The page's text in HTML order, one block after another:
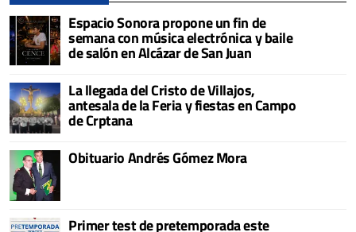
Espacio Sonora propone un fin de
semana con música electrónica y baile
de salón en Alcázar de San Juan
La llegada del Cristo de Villajos,
antesala de la Feria y fiestas en Campo
de Crptana
Obituario Andrés Gómez Mora
Primer test de pretemporada este